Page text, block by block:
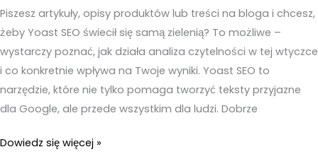
Piszesz artykuły, opisy produktów lub treści na bloga i chcesz,
żeby Yoast SEO świecił się samą zielenią? To możliwe –
wystarczy poznać, jak działa analiza czytelności w tej wtyczce
i co konkretnie wpływa na Twoje wyniki. Yoast SEO to
narzędzie, które nie tylko pomaga tworzyć teksty przyjazne
dla Google, ale przede wszystkim dla ludzi. Dobrze
Yoast
Dowiedz się więcej »